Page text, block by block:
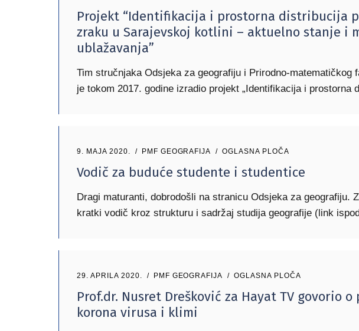
Projekt “Identifikacija i prostorna distribucija
zraku u Sarajevskoj kotlini – aktuelno stanje i
ublažavanja”
Tim stručnjaka Odsjeka za geografiju i Prirodno-matematičkog
je tokom 2017. godine izradio projekt „Identifikacija i prostorna
9. MAJA 2020. PMF GEOGRAFIJA OGLASNA PLOČA
Vodič za buduće studente i studentice
Dragi maturanti, dobrodošli na stranicu Odsjeka za geografiju.
kratki vodič kroz strukturu i sadržaj studija geografije (link
29. APRILA 2020. PMF GEOGRAFIJA OGLASNA PLOČA
Prof.dr. Nusret Drešković za Hayat TV govorio
korona virusa i klimi